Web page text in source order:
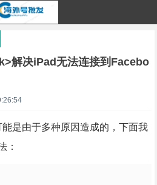
解决iPad无法连接到Facebo
是由于多种原因造成的，下面我
：